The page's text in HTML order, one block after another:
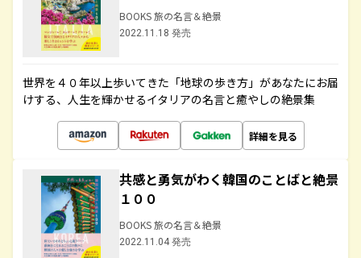
BOOKS 旅の名言＆絶景
2022.11.18 発売
世界を４０年以上歩いてきた「地球の歩き方」があなたにお届
けする、人生を輝かせるイタリアの名言と癒やしの絶景集
詳細を見る
共感と勇気がわく韓国のことばと絶景
１００
BOOKS 旅の名言＆絶景
2022.11.04 発売